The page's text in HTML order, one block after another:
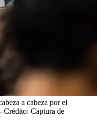
a cabeza por el
- Crédito: Captura de